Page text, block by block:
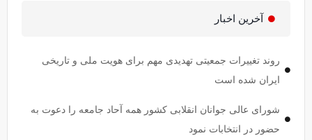
آخرین اخبار
روند تغییرات جمعیتی تهدیدی مهم برای هویت ملی و تاریخی
ایران شده است
شورای عالی جوانان انقلابی کشور همه آحاد جامعه را دعوت به
حضور در انتخابات نمود